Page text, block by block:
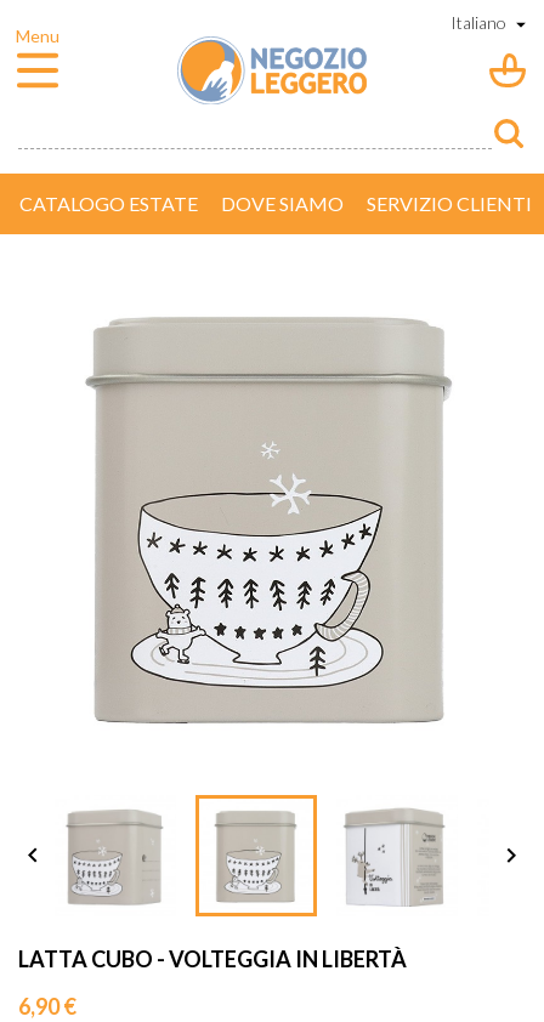
CATALOGO ESTATE DOVE SIAMO SERVIZIO CLIENTI
 
LATTA CUBO - VOLTEGGIA IN LIBERTÀ
6,90 €